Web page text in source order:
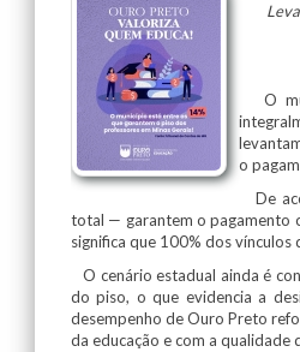
O
o
De
total — garantem o pagamento
significa que 100% dos
O cenário estadual ainda é
do piso, o que evidencia a
desempenho de Ouro Preto
da educação e com a qualidade